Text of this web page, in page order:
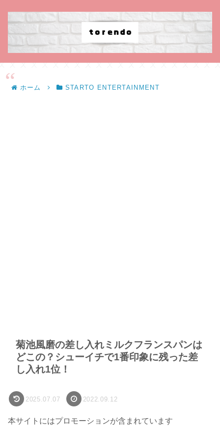
ホーム STARTO ENTERTAINMENT
菊池風磨の差し入れミルクフランスパンは
どこの？シューイチで1番印象に残った差
し入れ1位！
2025.07.07 2022.09.12
本サイトにはプロモーションが含まれています